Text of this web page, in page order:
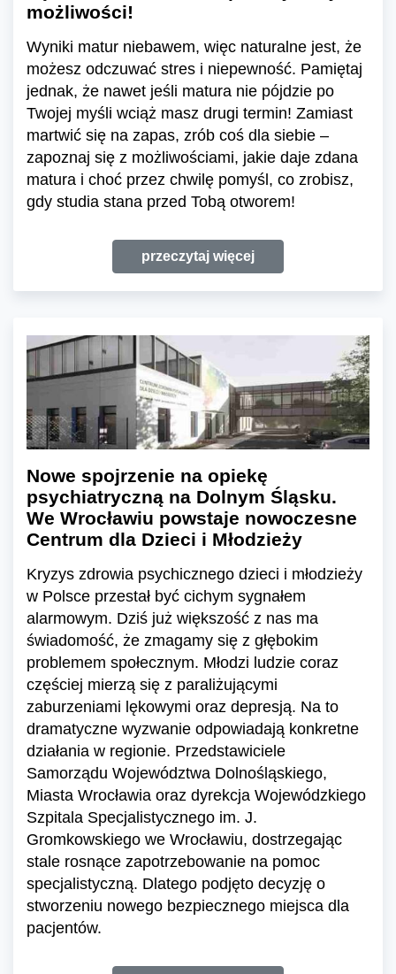
możliwości!
Wyniki matur niebawem, więc naturalne jest, że
możesz odczuwać stres i niepewność. Pamiętaj
jednak, że nawet jeśli matura nie pójdzie po
Twojej myśli wciąż masz drugi termin! Zamiast
martwić się na zapas, zrób coś dla siebie –
zapoznaj się z możliwościami, jakie daje zdana
matura i choć przez chwilę pomyśl, co zrobisz,
gdy studia stana przed Tobą otworem!
przeczytaj więcej
Nowe spojrzenie na opiekę
psychiatryczną na Dolnym Śląsku.
We Wrocławiu powstaje nowoczesne
Centrum dla Dzieci i Młodzieży
Kryzys zdrowia psychicznego dzieci i młodzieży
w Polsce przestał być cichym sygnałem
alarmowym. Dziś już większość z nas ma
świadomość, że zmagamy się z głębokim
problemem społecznym. Młodzi ludzie coraz
częściej mierzą się z paraliżującymi
zaburzeniami lękowymi oraz depresją. Na to
dramatyczne wyzwanie odpowiadają konkretne
działania w regionie. Przedstawiciele
Samorządu Województwa Dolnośląskiego,
Miasta Wrocławia oraz dyrekcja Wojewódzkiego
Szpitala Specjalistycznego im. J.
Gromkowskiego we Wrocławiu, dostrzegając
stale rosnące zapotrzebowanie na pomoc
specjalistyczną. Dlatego podjęto decyzję o
stworzeniu nowego bezpiecznego miejsca dla
pacjentów.